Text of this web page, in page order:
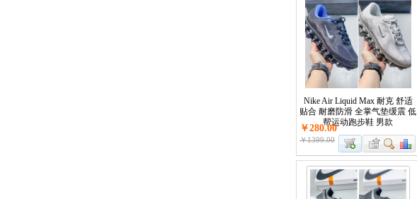
Nike Air Liquid Max 耐克 舒适
贴合 耐磨防滑 全掌气垫缓震 低
帮运动跑步鞋 男款
￥280.00
￥1399.00